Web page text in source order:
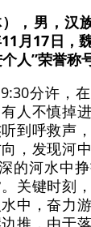
，男，汉
月17日，
人”荣誉称
分许，
人不慎掉
到呼救声
，发现河
的河水中
关键时刻
中，奋力